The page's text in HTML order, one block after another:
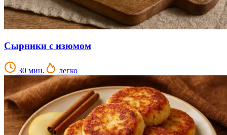
Сырники с изюмом
30 мин. легко